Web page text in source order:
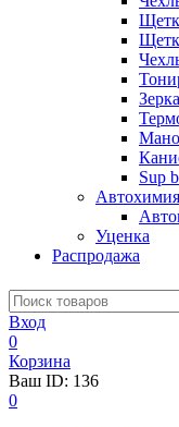
Sup
Уценка
Распродажа
Вход
0
Корзина
Ваш ID: 136
0